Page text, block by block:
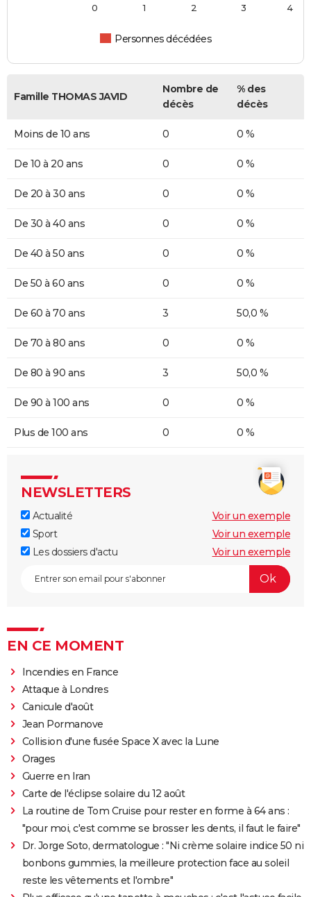
Personnes décédées
0 1 2 3 4
Famille THOMAS JAVID
Nombre de
décès
% des
décès
Moins de 10 ans 0 0 %
De 10 à 20 ans 0 0 %
De 20 à 30 ans 0 0 %
De 30 à 40 ans 0 0 %
De 40 à 50 ans 0 0 %
De 50 à 60 ans 0 0 %
De 60 à 70 ans 3 50,0 %
De 70 à 80 ans 0 0 %
De 80 à 90 ans 3 50,0 %
De 90 à 100 ans 0 0 %
Plus de 100 ans 0 0 %
NEWSLETTERS
Actualité
Voir un exemple
Sport
Voir un exemple
Les dossiers d'actu
Voir un exemple
EN CE MOMENT
Incendies en France
Attaque à Londres
Canicule d'août
Jean Pormanove
Collision d'une fusée Space X avec la Lune
Orages
Guerre en Iran
Carte de l'éclipse solaire du 12 août
La routine de Tom Cruise pour rester en forme à 64 ans :
"pour moi, c'est comme se brosser les dents, il faut le faire"
Dr. Jorge Soto, dermatologue : "Ni crème solaire indice 50 ni
bonbons gummies, la meilleure protection face au soleil
reste les vêtements et l'ombre"